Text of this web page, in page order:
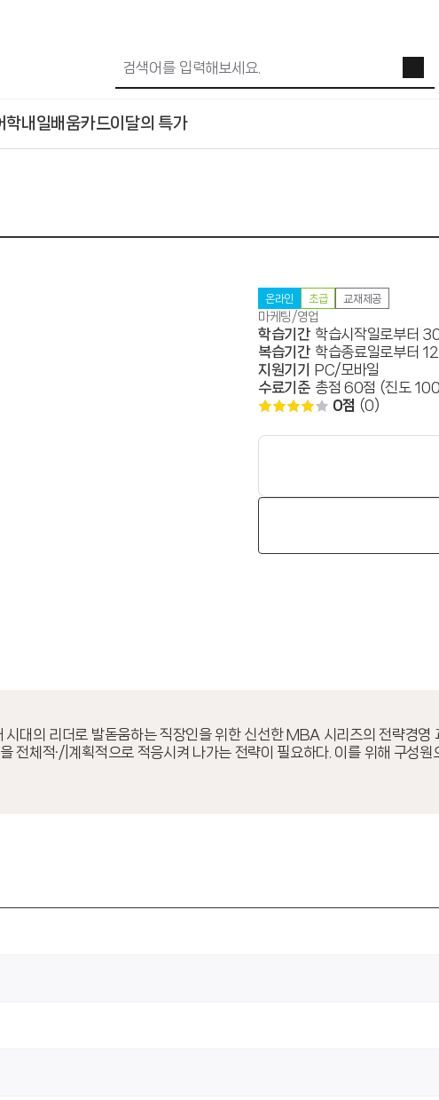
학내일배움카드이달의 특가
온라인 초급 교재제공
마케팅/영업
학습기간 학습시작일로부터
복습기간 학습종료일로부터
지원기기
PC/모바일
수료기준 총점 60점 (진도
0점 (0)
대의 리더로 발돋움하는 직장인을 위한 신선한 MBA 시리즈의 전략경
전체적·/|계획적으로 적응시켜 나가는 전략이 필요하다. 이를 위해 구성